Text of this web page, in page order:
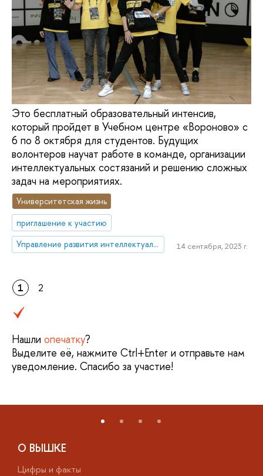
Это бесплатный образовательный интенсив,
который пройдет в Учебном центре «Вороново» с
6 по 8 октября для студентов. Будущих
волонтеров научат работе в команде, организации
интеллектуальных состязаний и решению сложных
задач на мероприятиях.
Университетская жизнь
приглашение к участию
Управление развития интеллектуальных состязаний
14 сентября, 2023 г.
1 2
Нашли опечатку?
Выделите её, нажмите Ctrl+Enter и отправьте нам
уведомление. Спасибо за участие!
О ВЫШКЕ
Цифры и факты